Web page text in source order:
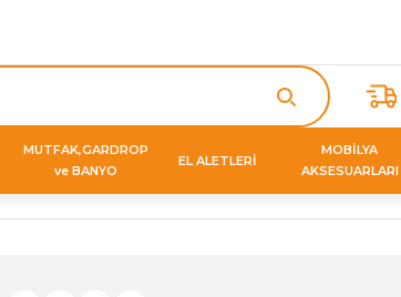
MUTFAK,GARDROP
ve BANYO
EL ALETLERİ
MOBİLYA
AKSESUARLARI